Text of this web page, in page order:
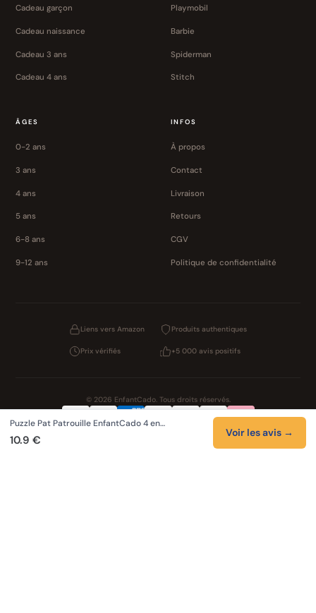
Cadeau garçon
Cadeau naissance
Cadeau 3 ans
Cadeau 4 ans
Playmobil
Barbie
Spiderman
Stitch
ÂGES
0-2 ans
3 ans
4 ans
5 ans
6-8 ans
9-12 ans
INFOS
À propos
Contact
Livraison
Retours
CGV
Politique de confidentialité
Liens vers Amazon Produits authentiques
Prix vérifiés +5 000 avis positifs
© 2026 EnfantCado. Tous droits réservés.
ConfidentialitéCGV Cookies Mentions légales
Puzzle Pat Patrouille EnfantCado 4 en…
10.9 €
Voir les avis →